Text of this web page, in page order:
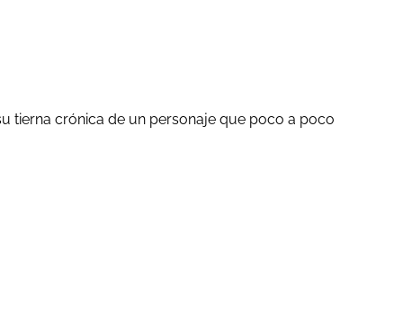
tierna crónica de un personaje que poco a poco